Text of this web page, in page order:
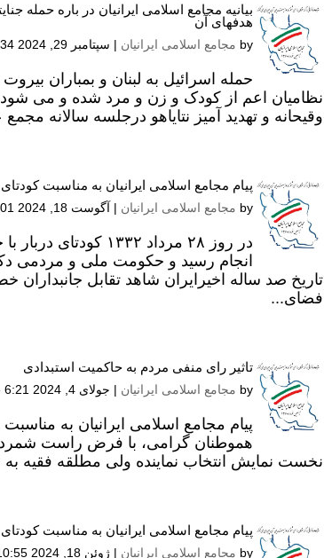
بیانیه مجامع اسلامی ایرانیان در باره حمله
هدفهای آن
by مجامع اسلامی ایرانیان | سپتامبر 29, 2024 7:34 ب.ظ
حمله اسرائیل به لبنان و بمباران
نظامیان اعم از کودک و زن و مرد شده و می
وقیحانه و تهدید آمیز نتایاهو درجلسه سالانه
پیام مجامع اسلامی ایرانیان به مناسبت کودتای
by مجامع اسلامی ایرانیان | آگوست 18, 2024 7:01 ب.ظ
در روز ۲۸ مرداد
انجام رسید و حکومت ملی و مردمی
تاریخ صد ساله اخیرایران شاهد تقابل
فضای...
تاثیر رای منفی مردم به حاکمیت استبدادی
by مجامع اسلامی ایرانیان | جولای 4, 2024 6:21 ب.ظ
پیام مجامع اسلامی ایرانیان به
هموطنان گرامی، با فرض راست
نخست نمایش انتخاب نماینده ولی مطلقه فقیه
پیام مجامع اسلامی ایرانیان به مناسبت کودتای
by مجامع اسلامی ایرانیان |ژوئن 18, 2024 10:55 ب.ظ